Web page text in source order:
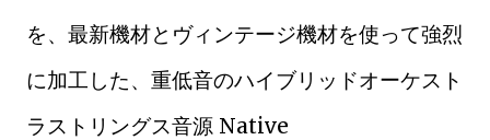
を、最新機材とヴィンテージ機材を使って強烈
に加工した、重低音のハイブリッドオーケスト
ラストリングス音源 Native